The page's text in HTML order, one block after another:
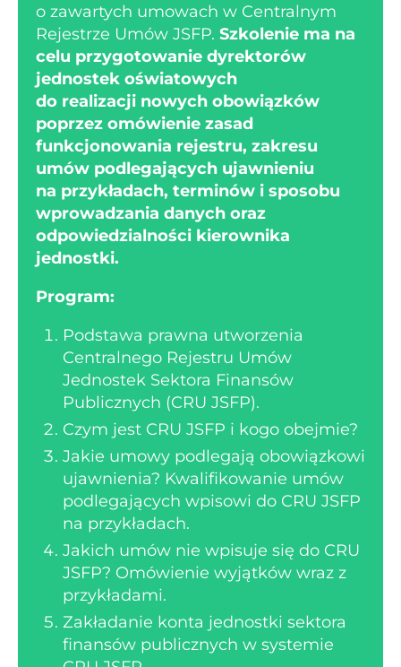
o zawartych umowach w Centralnym
Rejestrze Umów JSFP. Szkolenie ma na
celu przygotowanie dyrektorów
jednostek oświatowych
do realizacji nowych obowiązków
poprzez omówienie zasad
funkcjonowania rejestru, zakresu
umów podlegających ujawnieniu
na przykładach, terminów i sposobu
wprowadzania danych oraz
odpowiedzialności kierownika
jednostki.
Program:
Podstawa prawna utworzenia
Centralnego Rejestru Umów
Jednostek Sektora Finansów
Publicznych (CRU JSFP).
Czym jest CRU JSFP i kogo obejmie?
Jakie umowy podlegają obowiązkowi
ujawnienia? Kwalifikowanie umów
podlegających wpisowi do CRU JSFP
na przykładach.
Jakich umów nie wpisuje się do CRU
JSFP? Omówienie wyjątków wraz z
przykładami.
Zakładanie konta jednostki sektora
finansów publicznych w systemie